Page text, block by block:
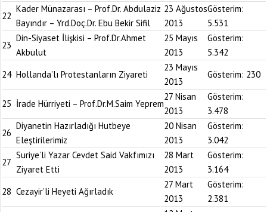
22
Kader Münazarası – Prof.Dr. Abdulaziz
Bayındır – Yrd.Doç.Dr. Ebu Bekir Sifil
23 Ağustos
2013
Gösterim:
5.531
23
Din-Siyaset İlişkisi – Prof.Dr.Ahmet
Akbulut
25 Mayıs
2013
Gösterim:
5.342
24 Hollanda’lı Protestanların Ziyareti
23 Mayıs
2013
Gösterim: 230
25 İrade Hürriyeti – Prof.Dr.M.Saim Yeprem
27 Nisan
2013
Gösterim:
3.478
26
Diyanetin Hazırladığı Hutbeye
Eleştirilerimiz
20 Nisan
2013
Gösterim:
3.042
27
Suriye’li Yazar Cevdet Said Vakfımızı
Ziyaret Etti
28 Mart
2013
Gösterim:
3.164
28 Cezayir’li Heyeti Ağırladık
27 Mart
2013
Gösterim:
2.381